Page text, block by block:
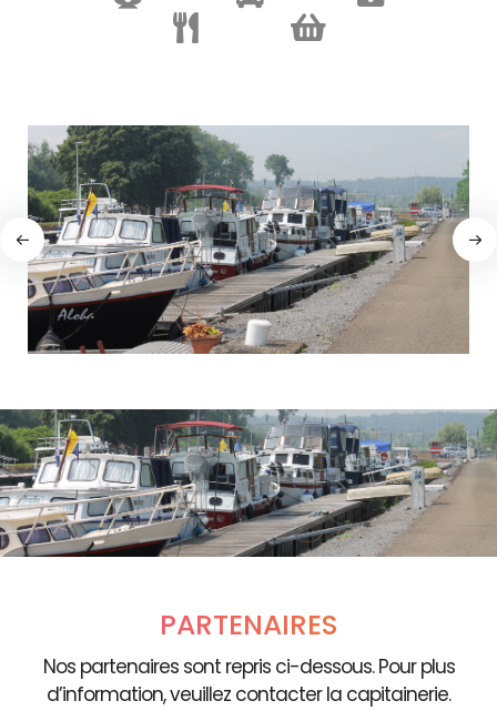
PARTENAIRES
Nos partenaires sont repris ci-dessous. Pour plus
d’information, veuillez contacter la capitainerie.